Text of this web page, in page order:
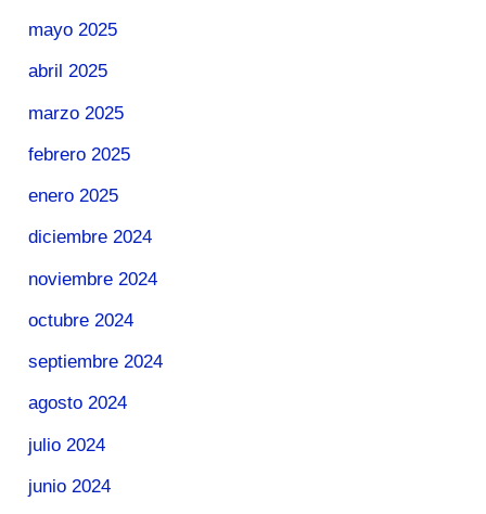
mayo 2025
abril 2025
marzo 2025
febrero 2025
enero 2025
diciembre 2024
noviembre 2024
octubre 2024
septiembre 2024
agosto 2024
julio 2024
junio 2024